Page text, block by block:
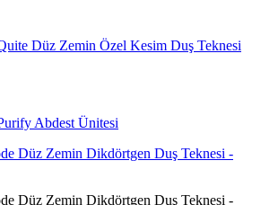
Düz Zemin Özel Kesim Duş Teknesi
Abdest Ünitesi